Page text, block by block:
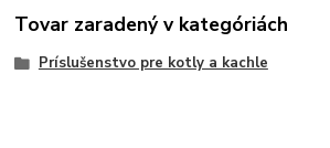
Tovar zaradený v kategóriách
Príslušenstvo pre kotly a kachle